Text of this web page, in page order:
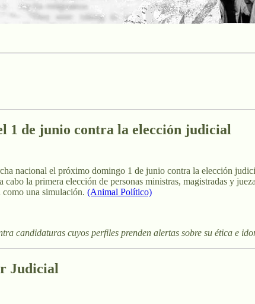
1 de junio contra la elección judicial
nacional el próximo domingo 1 de junio contra la elección
cabo la primera elección de personas ministras, magistradas y
una simulación. (Animal Político)
candidaturas cuyos perfiles prenden alertas sobre su ética e
Judicial